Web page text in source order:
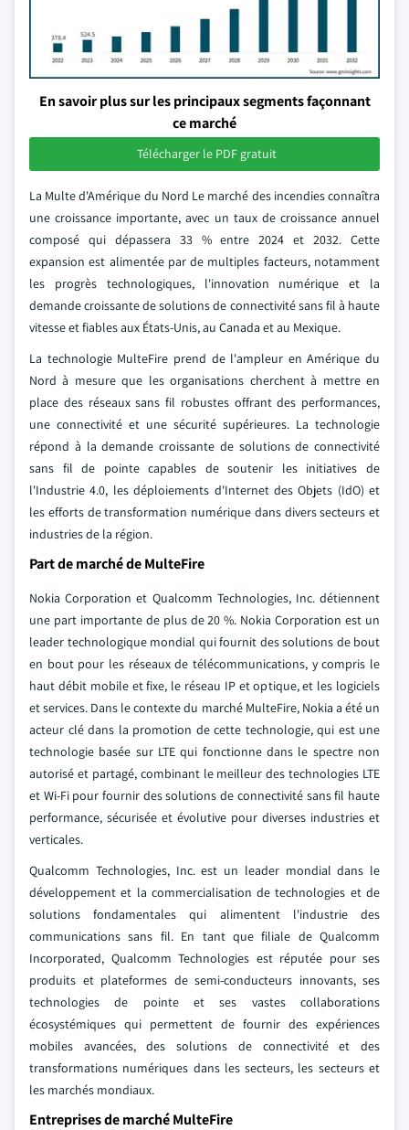
En savoir plus sur les principaux segments façonnant
ce marché
Télécharger le PDF gratuit
La Multe d'Amérique du Nord Le marché des incendies connaîtra
une croissance importante, avec un taux de croissance annuel
composé qui dépassera 33 % entre 2024 et 2032. Cette
expansion est alimentée par de multiples facteurs, notamment
les progrès technologiques, l'innovation numérique et la
demande croissante de solutions de connectivité sans fil à haute
vitesse et fiables aux États-Unis, au Canada et au Mexique.
La technologie MulteFire prend de l'ampleur en Amérique du
Nord à mesure que les organisations cherchent à mettre en
place des réseaux sans fil robustes offrant des performances,
une connectivité et une sécurité supérieures. La technologie
répond à la demande croissante de solutions de connectivité
sans fil de pointe capables de soutenir les initiatives de
l'Industrie 4.0, les déploiements d'Internet des Objets (IdO) et
les efforts de transformation numérique dans divers secteurs et
industries de la région.
Part de marché de MulteFire
Nokia Corporation et Qualcomm Technologies, Inc. détiennent
une part importante de plus de 20 %. Nokia Corporation est un
leader technologique mondial qui fournit des solutions de bout
en bout pour les réseaux de télécommunications, y compris le
haut débit mobile et fixe, le réseau IP et optique, et les logiciels
et services. Dans le contexte du marché MulteFire, Nokia a été un
acteur clé dans la promotion de cette technologie, qui est une
technologie basée sur LTE qui fonctionne dans le spectre non
autorisé et partagé, combinant le meilleur des technologies LTE
et Wi-Fi pour fournir des solutions de connectivité sans fil haute
performance, sécurisée et évolutive pour diverses industries et
verticales.
Qualcomm Technologies, Inc. est un leader mondial dans le
développement et la commercialisation de technologies et de
solutions fondamentales qui alimentent l'industrie des
communications sans fil. En tant que filiale de Qualcomm
Incorporated, Qualcomm Technologies est réputée pour ses
produits et plateformes de semi-conducteurs innovants, ses
technologies de pointe et ses vastes collaborations
écosystémiques qui permettent de fournir des expériences
mobiles avancées, des solutions de connectivité et des
transformations numériques dans les secteurs, les secteurs et
les marchés mondiaux.
Entreprises de marché MulteFire